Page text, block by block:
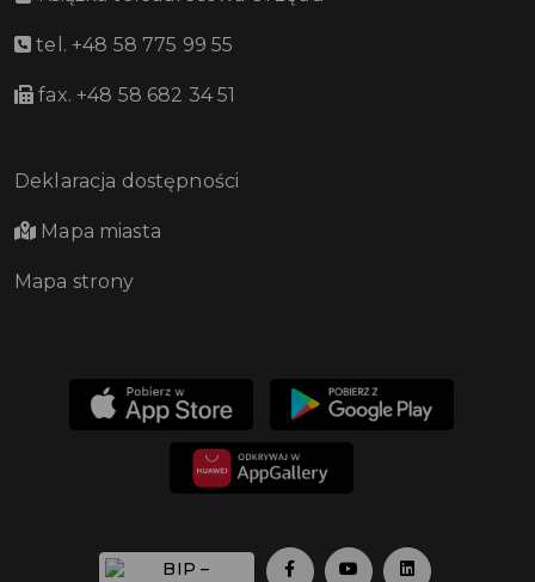
tel. +48 58 775 99 55
fax. +48 58 682 34 51
Deklaracja dostępności
Mapa miasta
Mapa strony